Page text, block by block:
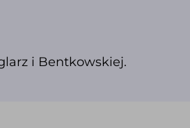
i Bentkowskiej.